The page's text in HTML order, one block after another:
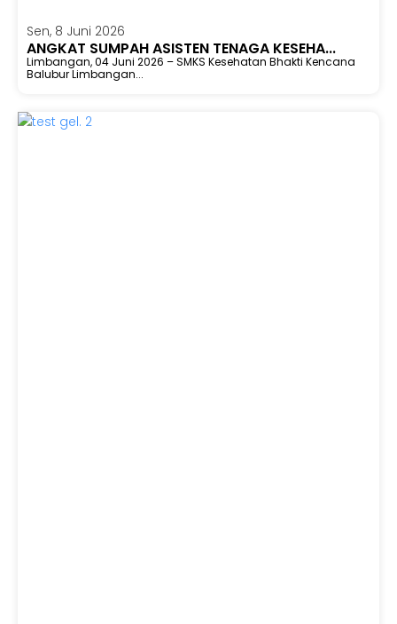
Sen, 8 Juni 2026
ANGKAT SUMPAH ASISTEN TENAGA KESEHA...
Limbangan, 04 Juni 2026 – SMKS Kesehatan Bhakti Kencana
Balubur Limbangan...